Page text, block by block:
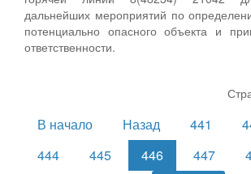
дальнейших мероприятий по
потенциально опасного объекта и
ответственности.
В начало Назад 441
444
445 446 447